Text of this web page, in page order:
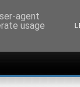
agent
usage